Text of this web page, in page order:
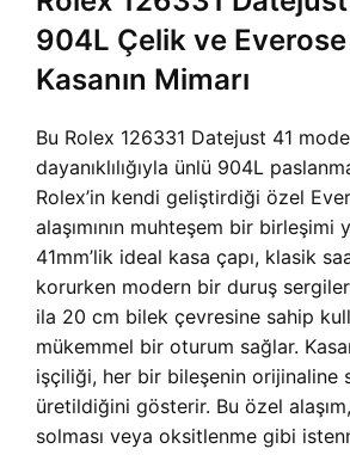
904L Çelik ve
Kasanın Mimarı
Bu Rolex 126331 Datejust 41
dayanıklılığıyla ünlü 904L
Rolex’in kendi geliştirdiği özel
alaşımının muhteşem bir birleşimi
41mm’lik ideal kasa çapı, klasik
korurken modern bir duruş
ila 20 cm bilek çevresine sahip
mükemmel bir oturum sağlar.
işçiliği, her bir bileşenin orijinaline
üretildiğini gösterir. Bu özel
solması veya oksitlenme gibi